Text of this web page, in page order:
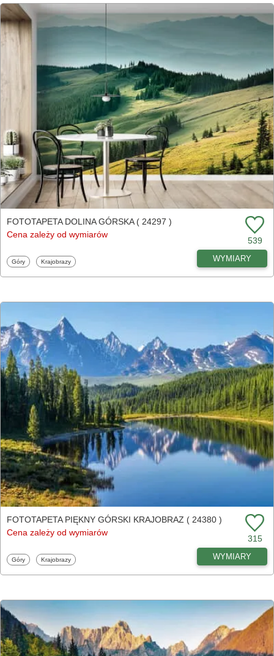
FOTOTAPETA DOLINA GÓRSKA ( 24297 )
Cena zależy od wymiarów
539
Fototapety
Góry Fototapety
Krajobrazy WYMIARY
FOTOTAPETA PIĘKNY GÓRSKI KRAJOBRAZ ( 24380 )
Cena zależy od wymiarów
315
Fototapety
Góry Fototapety
Krajobrazy WYMIARY